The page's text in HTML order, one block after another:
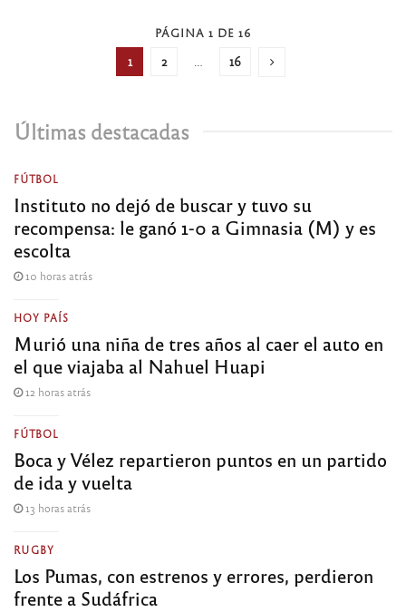
PÁGINA 1 DE 16
1 2 16
Últimas destacadas
FÚTBOL
Instituto no dejó de buscar y tuvo su
recompensa: le ganó 1-0 a Gimnasia (M) y es
escolta
10 horas atrás
HOY PAÍS
Murió una niña de tres años al caer el auto en
el que viajaba al Nahuel Huapi
12 horas atrás
FÚTBOL
Boca y Vélez repartieron puntos en un partido
de ida y vuelta
13 horas atrás
RUGBY
Los Pumas, con estrenos y errores, perdieron
frente a Sudáfrica